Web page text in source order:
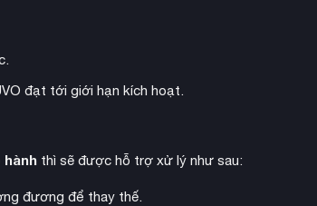
sinh tồn. Bạn cần tận dụng
đạt tới giới hạn kích hoạt.
hành thì sẽ được hỗ trợ xử lý như sau:
đương để thay thế.